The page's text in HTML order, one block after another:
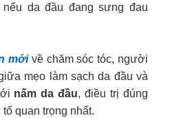
da đầu đang sưng đau
mớivề chăm sóc tóc, người
mẹo làm sạch da đầu và
nấm da đầu, điều trị đúng
quan trọng nhất.